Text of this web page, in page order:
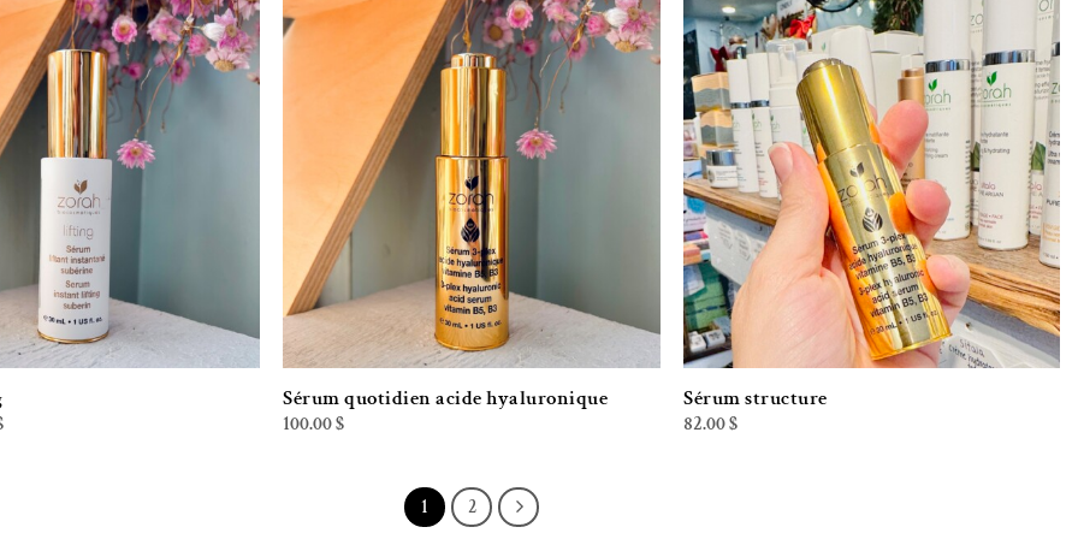
Ajouter à la liste de souhaits
Le
Ajouter à la liste de souhaits
Sérum quotidien acide hyaluronique
100.00$
Ajouter à la liste de souhaits
Sérum structure
82.00$
1 2